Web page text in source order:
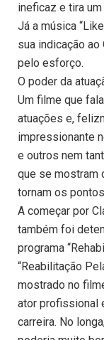
ineficaz e tira
Já a música
sua indicação
pelo esforço.
O poder da
Um filme que
atuações e,
impressionante
e outros nem
que se mostram
tornam os
A começar por
também foi
programa
“Reabilitação
mostrado no
ator profissional
carreira. No